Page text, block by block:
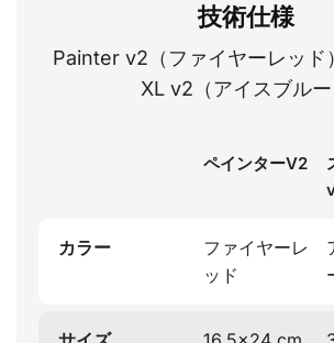
技術仕様
Painter v2（ファイヤーレッ
XL v2（アイスブルー
ペインターV2
カラー
ファイヤーレ
ッド